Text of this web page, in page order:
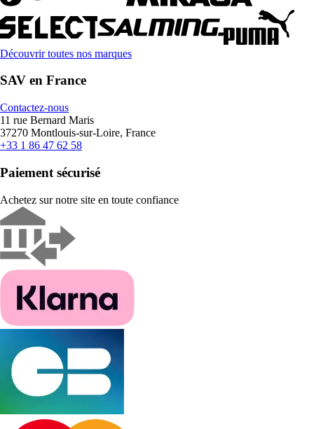
Découvrir toutes nos marques
SAV en France
Contactez-nous
11 rue Bernard Maris
37270 Montlouis-sur-Loire, France
+33 1 86 47 62 58
Paiement sécurisé
Achetez sur notre site en toute confiance